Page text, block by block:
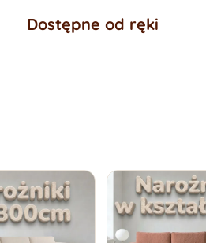
Dostępne od ręki